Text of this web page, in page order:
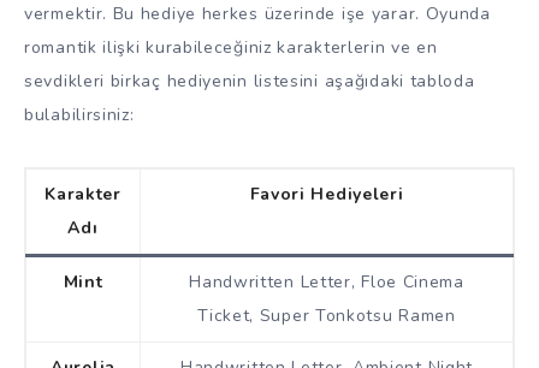
vermektir. Bu hediye herkes üzerinde işe yarar. Oyunda
romantik ilişki kurabileceğiniz karakterlerin ve en
sevdikleri birkaç hediyenin listesini aşağıdaki tabloda
bulabilirsiniz:
Karakter
Adı
Favori Hediyeleri
Mint
Handwritten Letter, Floe Cinema
Ticket, Super Tonkotsu Ramen